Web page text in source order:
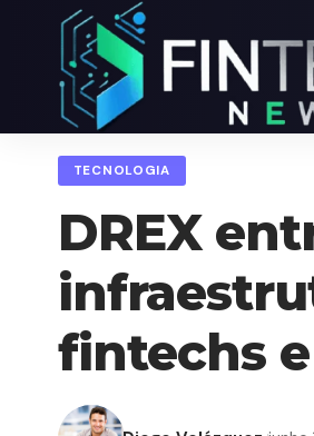
TECNOLOGIA
DREX
fintechs